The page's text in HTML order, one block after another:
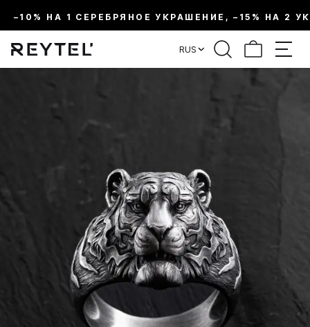
–10% НА 1 СЕРЕБРЯНОЕ УКРАШЕНИЕ, –15% НА 2
RUS